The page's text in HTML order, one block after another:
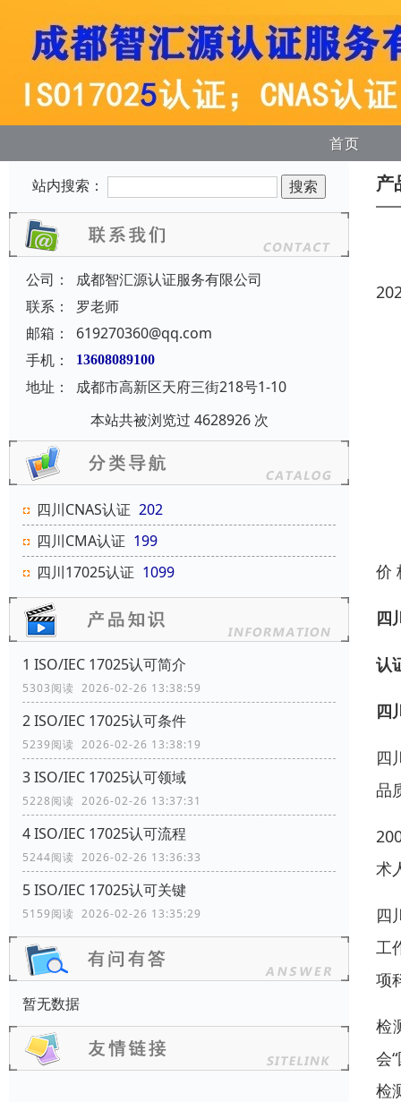
首页
站内搜索：
公司：
成都智汇源认证服务有限公司
联系：
罗老师
邮箱：
619270360@qq.com
手机：
13608089100
地址：
成都市高新区天府三街218号1-10
本站共被浏览过 4628926 次
四川CNAS认证 202
四川CMA认证 199
四川17025认证 1099
1 ISO/IEC 17025认可简介
5303阅读 2026-02-26 13:38:59
2 ISO/IEC 17025认可条件
5239阅读 2026-02-26 13:38:19
3 ISO/IEC 17025认可领域
5228阅读 2026-02-26 13:37:31
4 ISO/IEC 17025认可流程
5244阅读 2026-02-26 13:36:33
5 ISO/IEC 17025认可关键
5159阅读 2026-02-26 13:35:29
暂无数据
产
价
四
认
四
四
品
术
四
工
项
检
会
检